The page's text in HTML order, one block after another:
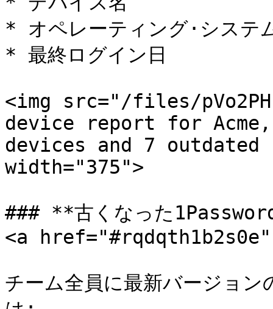
* オペレーティング·システ
* 最終ログイン日
<img src="/files/
device report for
devices and 7 outdated
width="375">
### **古くなった
<a
チーム全員に最新バージョ